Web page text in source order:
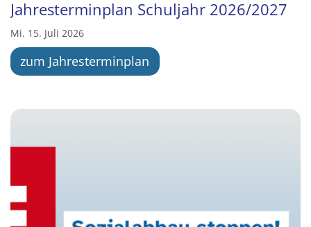
Jahresterminplan Schuljahr 2026/2027
Mi. 15. Juli 2026
zum Jahresterminplan